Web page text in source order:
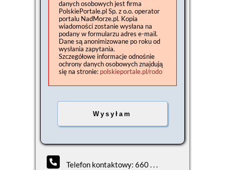
danych osobowych jest firma
PolskiePortale.pl Sp. z o.o. operator
portalu NadMorze.pl. Kopia
wiadomości zostanie wysłana na
podany w formularzu adres e-mail.
Dane są anonimizowane po roku od
wysłania zapytania.
Szczegółowe informacje odnośnie
ochrony danych osobowych znajdują
się na stronie: polskieportale.pl/rodo
Telefon kontaktowy: 660 . . .